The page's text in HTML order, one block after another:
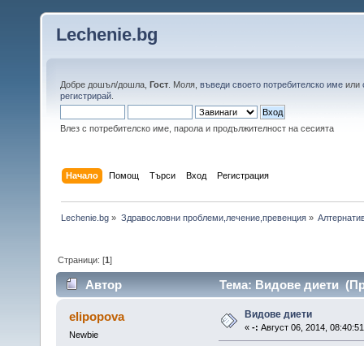
Lechenie.bg
Добре дошъл/дошла, Гост . Моля, въведи своето потребителско име или
регистрирай
Влез с потребителско име, парола и продължителност на сесията
Начало Помощ Търси Вход Регистрация
Lechenie.bg » Здравословни проблеми,лечение,превенция»
Страници: [1]
Автор Тема: Видове диети
elipopova
Newbie
Видове диети
« -: Август 06, 2014,